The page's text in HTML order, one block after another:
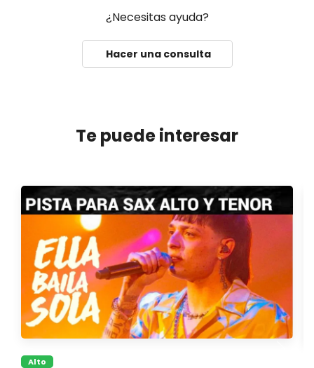
¿Necesitas ayuda?
Hacer una consulta
Te puede interesar
Alto